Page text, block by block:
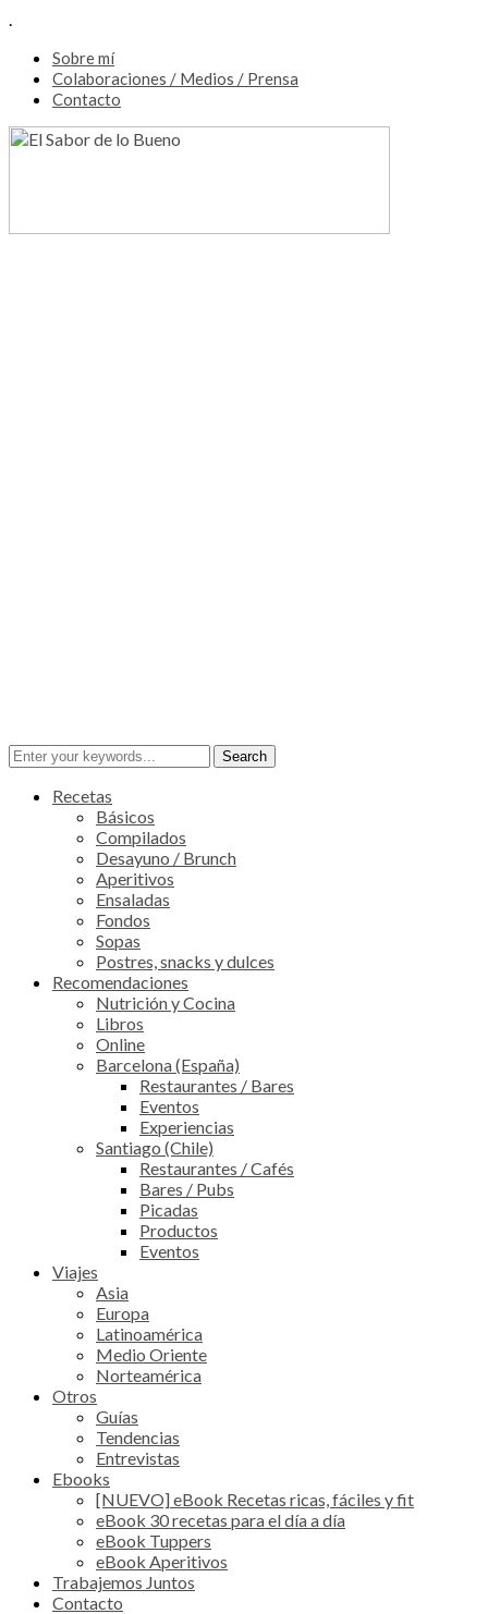
.
Sobre mí
Colaboraciones / Medios / Prensa
Contacto
Recetas
Básicos
Compilados
Desayuno / Brunch
Aperitivos
Ensaladas
Fondos
Sopas
Postres, snacks y dulces
Recomendaciones
Nutrición y Cocina
Libros
Online
Barcelona (España)
Restaurantes / Bares
Eventos
Experiencias
Santiago (Chile)
Restaurantes / Cafés
Bares / Pubs
Picadas
Productos
Eventos
Viajes
Asia
Europa
Latinoamérica
Medio Oriente
Norteamérica
Otros
Guías
Tendencias
Entrevistas
Ebooks
[NUEVO] eBook Recetas ricas, fáciles y fit
eBook 30 recetas para el día a día
eBook Tuppers
eBook Aperitivos
Trabajemos Juntos
Contacto